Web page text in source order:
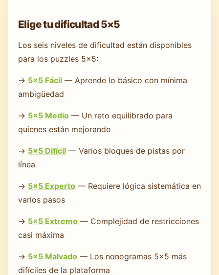
Elige tu dificultad 5×5
Los seis niveles de dificultad están disponibles
para los puzzles 5×5:
→ 5×5 Fácil — Aprende lo básico con mínima
ambigüedad
→ 5×5 Medio — Un reto equilibrado para
quienes están mejorando
→ 5×5 Difícil — Varios bloques de pistas por
línea
→ 5×5 Experto — Requiere lógica sistemática en
varios pasos
→ 5×5 Extremo — Complejidad de restricciones
casi máxima
→ 5×5 Malvado — Los nonogramas 5×5 más
difíciles de la plataforma